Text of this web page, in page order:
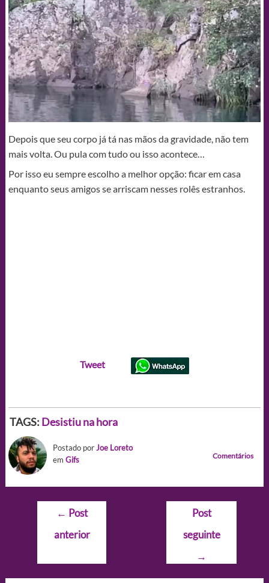
Depois que seu corpo já tá nas mãos da gravidade, não tem
mais volta. Ou pula com tudo ou isso acontece…
Por isso eu sempre escolho a melhor opção: ficar em casa
enquanto seus amigos se arriscam nesses rolês estranhos.
Tweet
TAGS: Desistiu na hora
Postado porJoe Loreto
em Gifs Comentários
Navegação
Post
← Post
anterior
Post
seguinte
→